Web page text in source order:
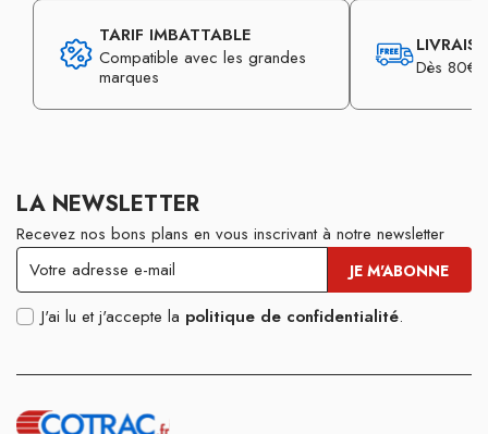
TARIF IMBATTABLE
Compatible avec les grandes
marques
Dès 80€
LA NEWSLETTER
Recevez nos bons plans en vous inscrivant à notre newsletter
J'ai lu et j'accepte la politique de confidentialité.